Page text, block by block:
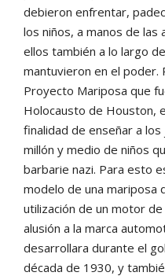
debieron enfrentar,
los niños, a manos de
ellos también a lo largo
mantuvieron en el poder.
Proyecto Mariposa que
Holocausto de Houston,
finalidad de enseñar a
millón y medio de niños
barbarie nazi. Para esto
modelo de una mariposa
utilización de un motor
alusión a la marca
desarrollara durante el
década de 1930, y